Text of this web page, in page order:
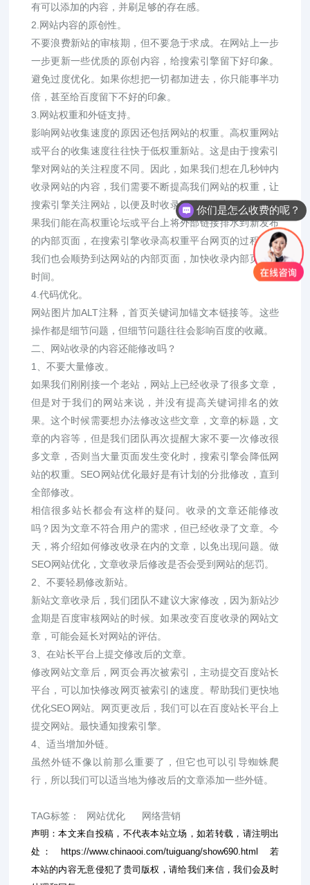
有可以添加的内容，并刷足够的存在感。
2.网站内容的原创性。
不要浪费新站的审核期，但不要急于求成。在网站上一步
一步更新一些优质的原创内容，给搜索引擎留下好印象。
避免过度优化。如果你想把一切都加进去，你只能事半功
倍，甚至给百度留下不好的印象。
3.网站权重和外链支持。
影响网站收集速度的原因还包括网站的权重。高权重网站
或平台的收集速度往往快于低权重新站。这是由于搜索引
擎对网站的关注程度不同。因此，如果我们想在几秒钟内
收录网站的内容，我们需要不断提高我们网站的权重，让
搜索引擎关注网站，以便及时收录网站的内容。此外，如
果我们能在高权重论坛或平台上将外部链接排水到新发布
的内部页面，在搜索引擎收录高权重平台网页的过程中，
我们也会顺势到达网站的内部页面，加快收录内部页面的
时间。
4.代码优化。
网站图片加ALT注释，首页关键词加锚文本链接等。这些
操作都是细节问题，但细节问题往往会影响百度的收藏。
二、网站收录的内容还能修改吗？
1、不要大量修改。
如果我们刚刚接一个老站，网站上已经收录了很多文章，
但是对于我们的网站来说，并没有提高关键词排名的效
果。这个时候需要想办法修改这些文章，文章的标题，文
章的内容等，但是我们团队再次提醒大家不要一次修改很
多文章，否则当大量页面发生变化时，搜索引擎会降低网
站的权重。SEO网站优化最好是有计划的分批修改，直到
全部修改。
相信很多站长都会有这样的疑问。收录的文章还能修改
吗？因为文章不符合用户的需求，但已经收录了文章。今
天，将介绍如何修改收录在内的文章，以免出现问题。做
SEO网站优化，文章收录后修改是否会受到网站的惩罚。
2、不要轻易修改新站。
新站文章收录后，我们团队不建议大家修改，因为新站沙
盒期是百度审核网站的时候。如果改变百度收录的网站文
章，可能会延长对网站的评估。
3、在站长平台上提交修改后的文章。
修改网站文章后，网页会再次被索引，主动提交百度站长
平台，可以加快修改网页被索引的速度。帮助我们更快地
优化SEO网站。网页更改后，我们可以在百度站长平台上
提交网站。最快通知搜索引擎。
4、适当增加外链。
虽然外链不像以前那么重要了，但它也可以引导蜘蛛爬
行，所以我们可以适当地为修改后的文章添加一些外链。
TAG标签： 网站优化 网络营销
声明：本文来自投稿，不代表本站立场，如若转载，请注明出
处：
https://www.chinaooi.com/tuiguang/show690.html
若
本站的内容无意侵犯了贵司版权，请给我们来信，我们会及时
你们是怎么收费的呢？